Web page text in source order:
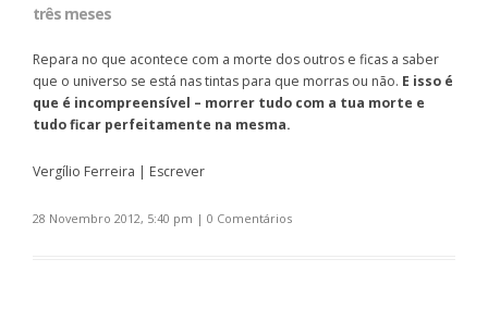
três meses
Repara no que acontece com a morte dos outros e ficas a saber
que o universo se está nas tintas para que morras ou não. E isso é
que é incompreensível – morrer tudo com a tua morte e
tudo ficar perfeitamente na mesma.
Vergílio Ferreira | Escrever
28 Novembro 2012, 5:40 pm | 0 Comentários